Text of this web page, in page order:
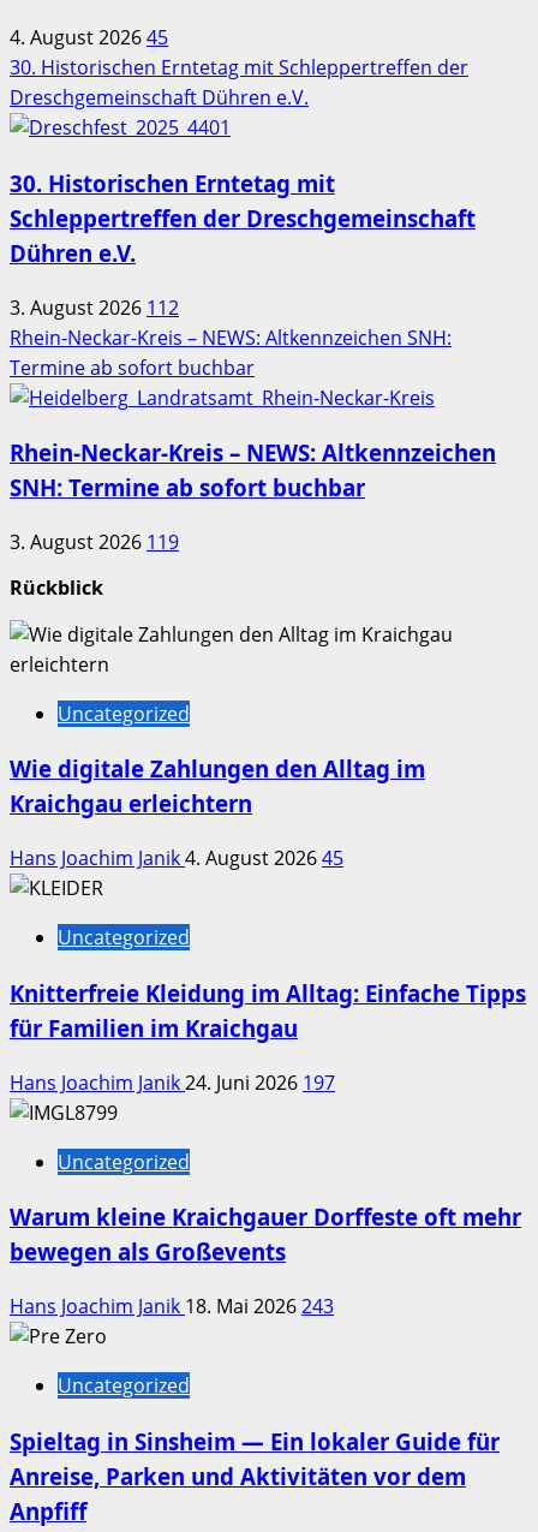
4. August 202645
30. Historischen Erntetag mit Schleppertreffen der
Dreschgemeinschaft Dühren e.V.
30. Historischen Erntetag mit
Schleppertreffen der Dreschgemeinschaft
Dühren e.V.
3. August 2026 112
Rhein-Neckar-Kreis – NEWS: Altkennzeichen SNH:
Termine ab sofort buchbar
Rhein-Neckar-Kreis – NEWS: Altkennzeichen
SNH: Termine ab sofort buchbar
3. August 2026 119
Rückblick
Uncategorized
Wie digitale Zahlungen den Alltag im
Kraichgau erleichtern
Hans Joachim Janik4. August 202645
Uncategorized
Knitterfreie Kleidung im Alltag: Einfache Tipps
für Familien im Kraichgau
Hans Joachim Janik24. Juni 2026 197
Uncategorized
Warum kleine Kraichgauer Dorffeste oft mehr
bewegen als Großevents
Hans Joachim Janik 18. Mai 2026243
Uncategorized
Spieltag in Sinsheim — Ein lokaler Guide für
Anreise, Parken und Aktivitäten vor dem
Anpfiff